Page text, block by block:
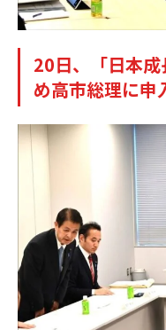
20日、「日本
め高市総理に申